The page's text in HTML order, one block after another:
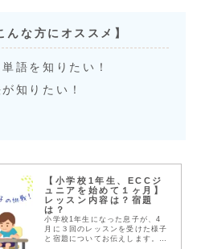
んな方にオススメ】
語を知りたい！
知りたい！
【小学校1年生、ECCジ
ュニアを始めて１ヶ月】
レッスン内容は？宿題
は？
小学校1年生になった息子が、4
月に３回のレッスンを受けた様子
と宿題についてお伝えします。ぶ